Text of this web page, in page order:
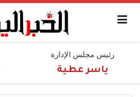
رئيس مجلس الإدارة
ياسر عطية